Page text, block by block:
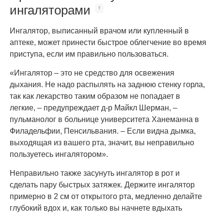
ингаляторами
Ингалятор, выписанный врачом или купленный в
аптеке, может принести быстрое облегчение во время
приступа, если им правильно пользоваться.
«Ингалятор – это не средство для освежения
дыхания. Не надо распылять на заднюю стенку горла,
так как лекарство таким образом не попадает в
легкие, – предупреждает д-р Майкл Шерман, –
пульманолог в больнице университета Ханеманна в
Филадельфии, Пенсильвания. – Если видна дымка,
выходящая из вашего рта, значит, вы неправильно
пользуетесь ингалятором».
Неправильно также засунуть ингалятор в рот и
сделать пару быстрых затяжек. Держите ингалятор
примерно в 2 см от открытого рта, медленно делайте
глубокий вдох и, как только вы начнете вдыхать